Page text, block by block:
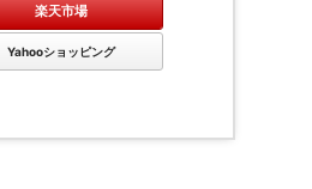
楽天市場
Yahooショッピング